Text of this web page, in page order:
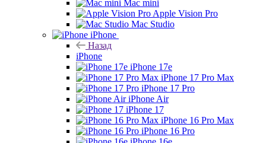
Mac mini
Apple Vision Pro
Mac Studio
iPhone
Назад
iPhone
iPhone 17e
iPhone 17 Pro Max
iPhone 17 Pro
iPhone Air
iPhone 17
iPhone 16 Pro Max
iPhone 16 Pro